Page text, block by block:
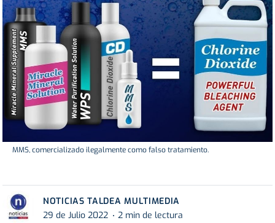
MMS, comercializado ilegalmente como falso tratamiento.
NOTICIAS TALDEA MULTIMEDIA
29 de Julio 2022
2 min de lectura